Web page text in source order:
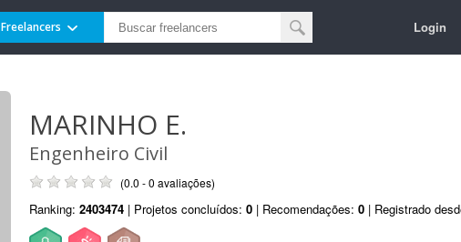
Freelancers Login
MARINHO E.
Engenheiro Civil
(0.0 - 0 avaliações)
Ranking: 2403474 | Projetos concluídos: 0 | Recomendações: 0 | Registrado